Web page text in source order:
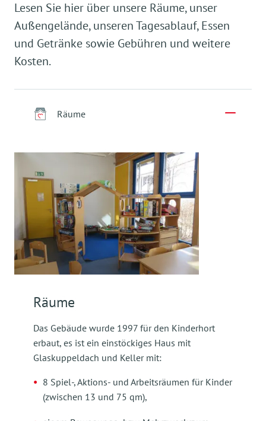
Lesen Sie hier über unsere Räume, unser
Außengelände, unseren Tagesablauf, Essen
und Getränke sowie Gebühren und weitere
Kosten.
Räume
Räume
Das Gebäude wurde 1997 für den Kinderhort
erbaut, es ist ein einstöckiges Haus mit
Glaskuppeldach und Keller mit:
8 Spiel-, Aktions- und Arbeitsräumen für Kinder
(zwischen 13 und 75 qm),